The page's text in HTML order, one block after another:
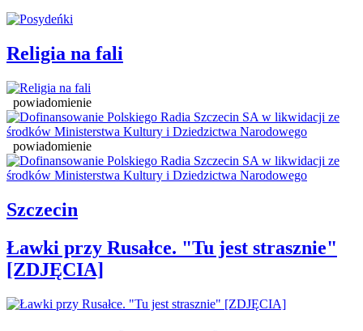
Religia na fali
powiadomienie
powiadomienie
Szczecin
Ławki przy Rusałce. "Tu jest strasznie"
[ZDJĘCIA]